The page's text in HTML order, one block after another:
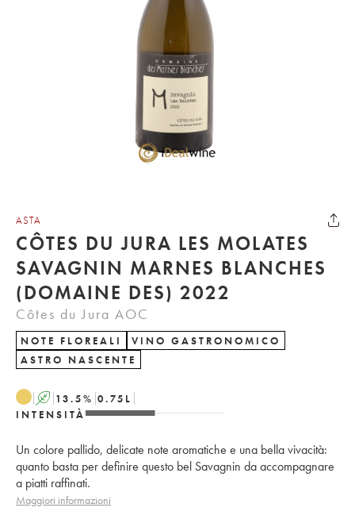
ASTA
CÔTES DU JURA LES MOLATES
SAVAGNIN MARNES BLANCHES
(DOMAINE DES) 2022
Côtes du Jura AOC
NOTE FLOREALI
VINO GASTRONOMICO
ASTRO NASCENTE
A 13.5% 0.75 L
INTENSITÀ
Un colore pallido, delicate note aromatiche e una bella vivacità:
quanto basta per definire questo bel Savagnin da accompagnare
a piatti raffinati.
Maggiori informazioni